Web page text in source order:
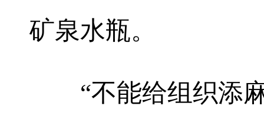
矿泉水瓶。
“不能给组织添麻